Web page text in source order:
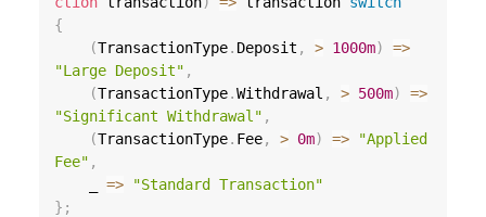
{
(TransactionType. Deposit , > 1000m)
=>
"Large Deposit" ,
(TransactionType.Withdrawal , > 500m)
=>
"Significant Withdrawal" ,
(TransactionType. Fee, > 0m) =>
"Applied
Fee" ,
=>
"Standard Transaction"
} ;